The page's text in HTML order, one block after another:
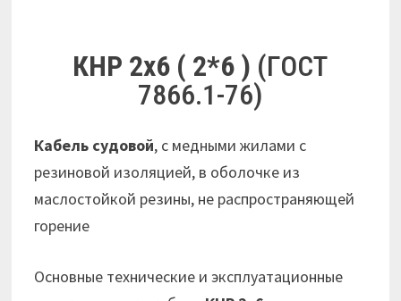
КНР 2х6 ( 2*6 ) (ГОСТ
7866.1-76)
Кабель судовой, с медными жилами с
резиновой изоляцией, в оболочке из
маслостойкой резины, не распространяющей
горение
Основные технические и эксплуатационные